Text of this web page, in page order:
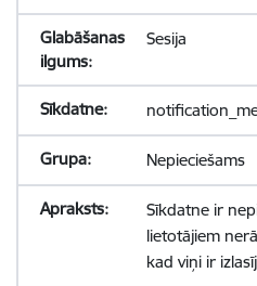
Sesija
Nepieciešams
Sīkdatne ir
lietotājiem
kad viņi ir